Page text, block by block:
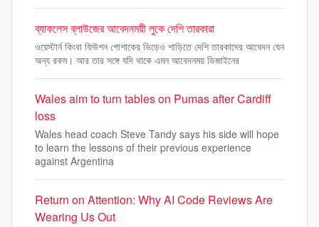
ব্যাকলেস ব্লাউজের আবেদনময়ী লুকে দেশি তারকারা
ওয়েস্টার্ন কিংবা ফিউশন পোশাকের ভিড়েও শাড়িতে দেশি তারকাদের আবেদন যেন
অন্য রকম। আর তার সঙ্গে যদি থাকে এমন আবেদনময় ডিজাইনের
Wales aim to turn tables on Pumas after Cardiff
loss
Wales head coach Steve Tandy says his side will hope
to learn the lessons of their previous experience
against Argentina
Return on Attention: Why AI Code Reviews Are
Wearing Us Out